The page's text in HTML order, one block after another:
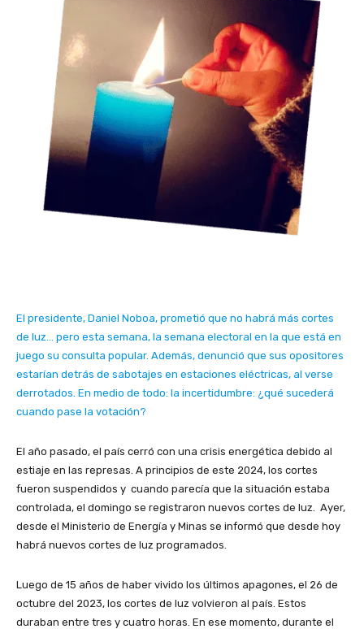
El presidente, Daniel Noboa, prometió que no habrá más cortes
de luz… pero esta semana, la semana electoral en la que está en
juego su consulta popular. Además, denunció que sus opositores
estarían detrás de sabotajes en estaciones eléctricas, al verse
derrotados. En medio de todo: la incertidumbre: ¿qué sucederá
cuando pase la votación?
El año pasado, el país cerró con una crisis energética debido al
estiaje en las represas. A principios de este 2024, los cortes
fueron suspendidos y cuando parecía que la situación estaba
controlada, el domingo se registraron nuevos cortes de luz. Ayer,
desde el Ministerio de Energía y Minas se informó que desde hoy
habrá nuevos cortes de luz programados.
Luego de 15 años de haber vivido los últimos apagones, el 26 de
octubre del 2023, los cortes de luz volvieron al país. Estos
duraban entre tres y cuatro horas. En ese momento, durante el